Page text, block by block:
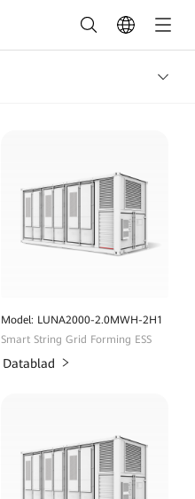
Model: LUNA2000-2.0MWH-2H1
Smart String Grid Forming ESS
Datablad